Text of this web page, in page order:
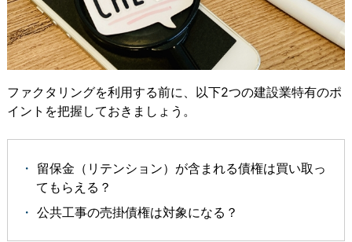
ファクタリングを利用する前に、以下2つの建設業特有のポ
イントを把握しておきましょう。
留保金（リテンション）が含まれる債権は買い取っ
てもらえる？
公共工事の売掛債権は対象になる？